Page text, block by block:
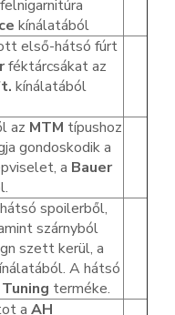
kínálatából
első-hátsó fúrt
féktárcsákat az
kínálatából
az MTM típushoz
gondoskodik a
a Bauer
spoilerből,
szárnyból
szett kerül, a
A hátsó
terméke.
a AH